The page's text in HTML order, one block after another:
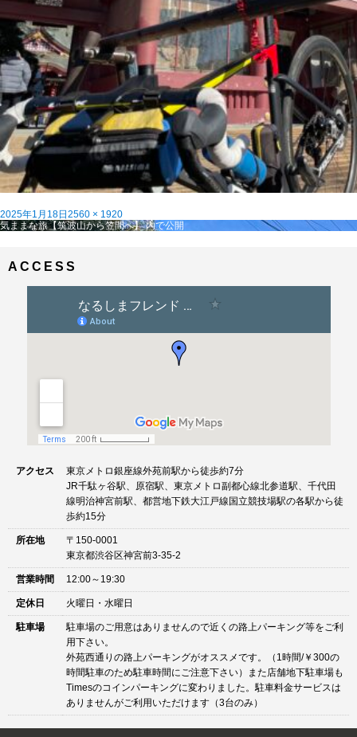
投
稿
2025年1月18日 フ
ル
2560 × 1920
投
ゲ
気ままな旅【筑波山から笠間へ】 内で公開
ACCESS
アクセス
東京メトロ銀座線外苑前駅から徒歩約7分
JR千駄ヶ谷駅、原宿駅、東京メトロ副都心線北参道駅、千代田
線明治神宮前駅、都営地下鉄大江戸線国立競技場駅の各駅から徒
歩約15分
所在地
〒150-0001
東京都渋谷区神宮前3-35-2
営業時間 12:00～19:30
定休日 火曜日・水曜日
駐車場
駐車場のご用意はありませんので近くの路上パーキング等をご利
用下さい。
外苑西通りの路上パーキングがオススメです。（1時間/￥300の
時間駐車のため駐車時間にご注意下さい）また店舗地下駐車場も
Timesのコインパーキングに変わりました。駐車料金サービスは
ありませんがご利用いただけます（3台のみ）